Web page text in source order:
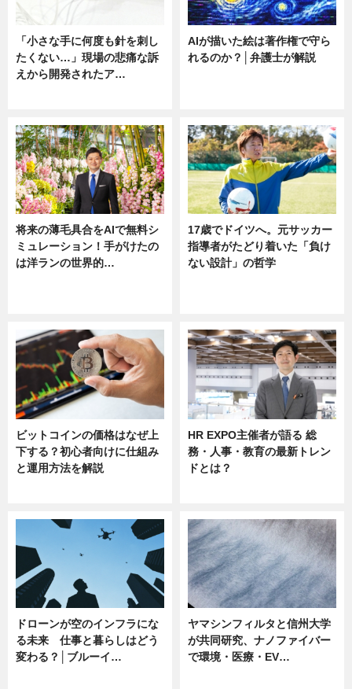
「小さな手に何度も針を刺し
たくない…」現場の悲痛な訴
えから開発されたア…
AIが描いた絵は著作権で守ら
れるのか？│弁護士が解説
将来の薄毛具合をAIで無料シ
ミュレーション！手がけたの
は洋ランの世界的…
17歳でドイツへ。元サッカー
指導者がたどり着いた「負け
ない設計」の哲学
ビットコインの価格はなぜ上
下する？初心者向けに仕組み
と運用方法を解説
HR EXPO主催者が語る 総
務・人事・教育の最新トレン
ドとは？
ドローンが空のインフラにな
る未来 仕事と暮らしはどう
変わる？│ブルーイ…
ヤマシンフィルタと信州大学
が共同研究、ナノファイバー
で環境・医療・EV…